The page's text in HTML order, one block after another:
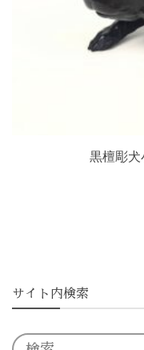
黒檀彫
サイト内検索